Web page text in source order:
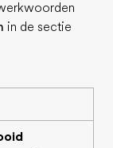
in de sectie